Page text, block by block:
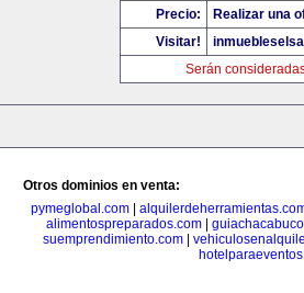
Precio:
Realizar una
Visitar!
Serán
Otros dominios en venta:
pymeglobal.com|
alimentospreparados.com|
suemprendimiento.com|